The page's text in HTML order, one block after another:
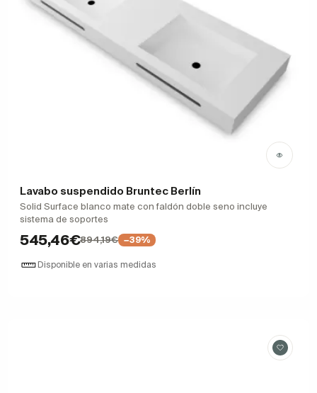
Lavabo suspendido Bruntec Berlín
Solid Surface blanco mate con faldón doble seno incluye
sistema de soportes
545,46€894,19€ −39%
Disponible en varias medidas